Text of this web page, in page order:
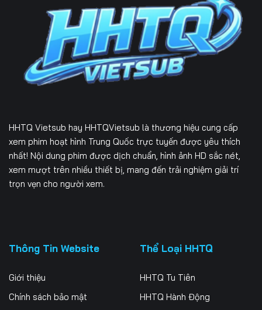
HHTQ Vietsub hay HHTQVietsub là thương hiệu cung cấp
xem phim hoạt hình Trung Quốc trực tuyến được yêu thích
nhất! Nội dung phim được dịch chuẩn, hình ảnh HD sắc nét,
xem mượt trên nhiều thiết bị, mang đến trải nghiệm giải trí
trọn vẹn cho người xem.
Thông Tin Website
Giới thiệu
Chính sách bảo mật
Thể Loại HHTQ
HHTQ Tu Tiên
HHTQ Hành Động